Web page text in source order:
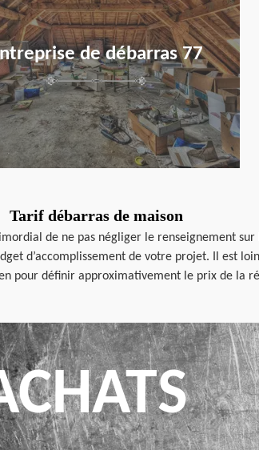
de débarras 77
Tarif débarras de maison
de ne pas négliger le renseignement
d’accomplissement de votre projet. Il est
pour définir approximativement le prix de la